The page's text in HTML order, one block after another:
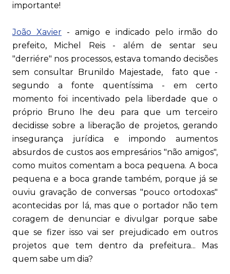
importante!
João Xavier - amigo e indicado pelo irmão do
prefeito, Michel Reis - além de sentar seu
"derriére" nos processos, estava tomando decisões
sem consultar Brunildo Majestade, fato que -
segundo a fonte quentíssima - em certo
momento foi incentivado pela liberdade que o
próprio Bruno lhe deu para que um terceiro
decidisse sobre a liberação de projetos, gerando
insegurança jurídica e impondo aumentos
absurdos de custos aos empresários "não amigos",
como muitos comentam a boca pequena. A boca
pequena e a boca grande também, porque já se
ouviu gravação de conversas "pouco ortodoxas"
acontecidas por lá, mas que o portador não tem
coragem de denunciar e divulgar porque sabe
que se fizer isso vai ser prejudicado em outros
projetos que tem dentro da prefeitura... Mas
quem sabe um dia?